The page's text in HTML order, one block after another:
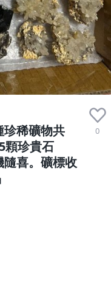
珍稀礦物共
顆珍貴石
喜。礦標收
0